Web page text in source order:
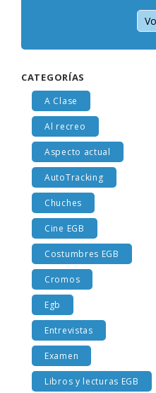
CATEGORÍAS
A Clase
Al recreo
Aspecto actual
AutoTracking
Chuches
Cine EGB
Costumbres EGB
Cromos
Egb
Entrevistas
Examen
Libros y lecturas EGB